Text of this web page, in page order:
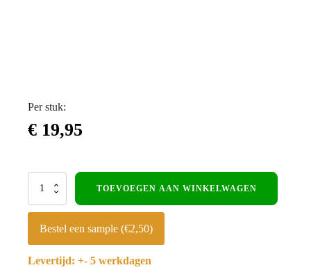
Per stuk:
€ 19,95
buitenhoekprofiel
-
Zilver
-
TOEVOEGEN AAN WINKELWAGEN
Bestel een sample (€2,50)
Levertijd: +- 5 werkdagen